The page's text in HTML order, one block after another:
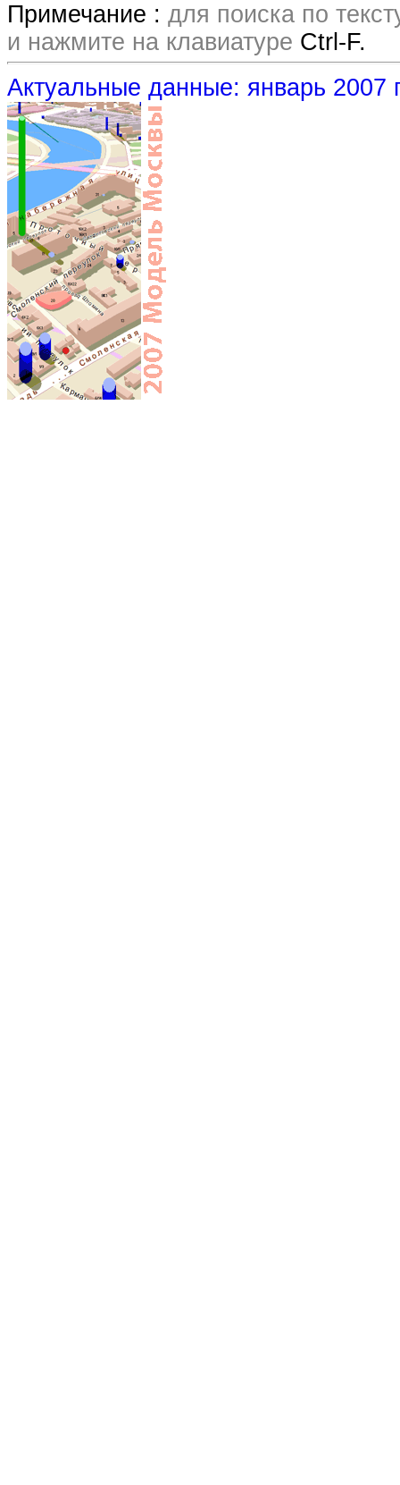
Примечание : для поиска по
и нажмите на клавиатуре Ctrl-F.
Актуальные данные: январь 2007